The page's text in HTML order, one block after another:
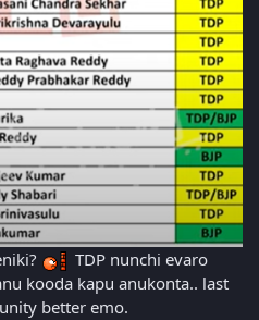
TDP nunchi evaro
kooda kapu anukonta.. last
better emo.